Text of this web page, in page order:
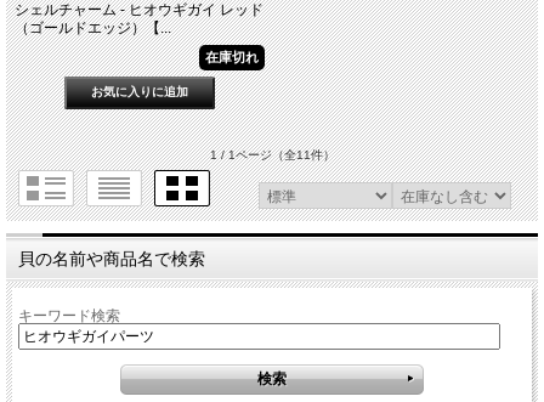
シェルチャーム - ヒオウギガイ レッド
（ゴールドエッジ）【...
在庫切れ
1 / 1ページ（全11件）
貝の名前や商品名で検索
キーワード検索